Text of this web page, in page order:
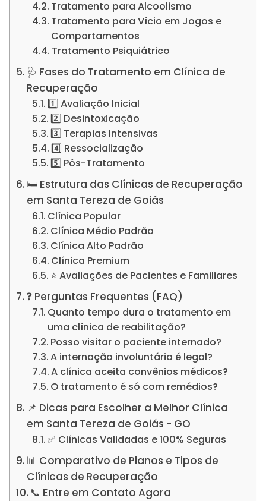
Tratamento para Alcoolismo
Tratamento para Vício em Jogos e
Comportamentos
Tratamento Psiquiátrico
🩺 Fases do Tratamento em Clínica de
Recuperação
1️⃣ Avaliação Inicial
2️⃣ Desintoxicação
3️⃣ Terapias Intensivas
4️⃣ Ressocialização
5️⃣ Pós-Tratamento
🛏️ Estrutura das Clínicas de Recuperação
em Santa Tereza de Goiás
Clínica Popular
Clínica Médio Padrão
Clínica Alto Padrão
Clínica Premium
⭐ Avaliações de Pacientes e Familiares
❓ Perguntas Frequentes (FAQ)
Quanto tempo dura o tratamento em
uma clínica de reabilitação?
Posso visitar o paciente internado?
A internação involuntária é legal?
A clínica aceita convênios médicos?
O tratamento é só com remédios?
📌 Dicas para Escolher a Melhor Clínica
em Santa Tereza de Goiás - GO
✅ Clínicas Validadas e 100% Seguras
📊 Comparativo de Planos e Tipos de
Clínicas de Recuperação
📞 Entre em Contato Agora